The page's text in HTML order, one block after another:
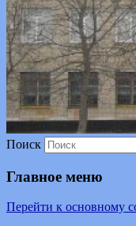
Поиск
Главное меню
Перейти к основному